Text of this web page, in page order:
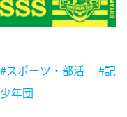
#スポーツ・部活
#記
年団